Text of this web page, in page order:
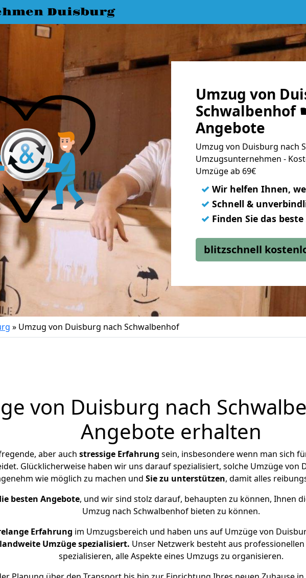
Duisburg
Umzug von
Schwalbenhof
Angebote
Umzug von Duisburg nach
Umzugsunternehmen -
Umzüge ab 69€
✓ Wir helfen Ihnen,
✓ Schnell &
✓ Finden Sie das
blitzschnell
» Umzug von Duisburg nach Schwalbenhof
von Duisburg nach
Angebote erhalten
aber auch stressige Erfahrung sein, insbesondere wenn man sich
Glücklicherweise haben wir uns darauf spezialisiert, solche Umzüge von
wie möglich zu machen und Sie zu unterstützen, damit alles
besten Angebote, und wir sind stolz darauf, behaupten zu können, Ihnen
Umzug nach Schwalbenhof bieten zu können.
Erfahrung im Umzugsbereich und haben uns auf Umzüge von
Umzüge spezialisiert. Unser Netzwerk besteht aus
spezialisieren, alle Aspekte eines Umzugs zu organisieren.